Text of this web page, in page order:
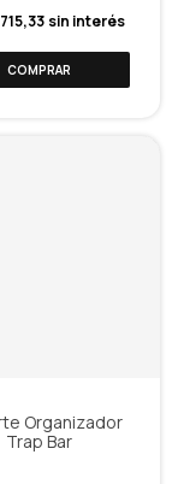
sin interés
Organizador
Trap Bar